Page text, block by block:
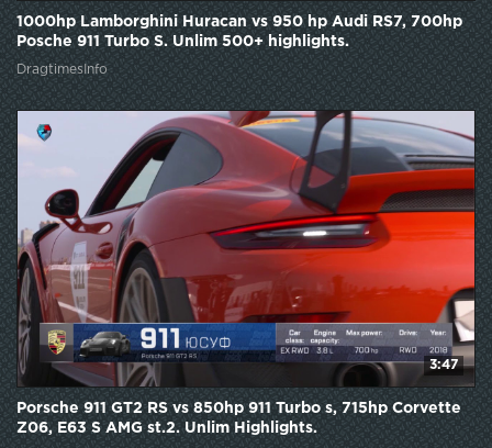
1000hp Lamborghini Huracan vs 950 hp Audi RS7, 700hp
Posche 911 Turbo S. Unlim 500+ highlights.
DragtimesInfo
3:47
Porsche 911 GT2 RS vs 850hp 911 Turbo s, 715hp Corvette
Z06, E63 S AMG st.2. Unlim Highlights.